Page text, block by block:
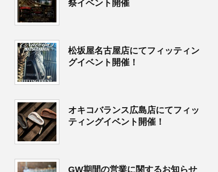
祭イベント開催
松坂屋名古屋店にてフィッティン
グイベント開催！
オキコバランス広島店にてフィッ
ティングイベント開催！
GW期間の営業に関するお知らせ